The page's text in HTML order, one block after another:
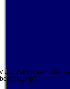
// Die Datei bericht.php
berichte.php5.